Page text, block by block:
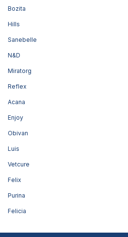
Bozita
Hills
Sanebelle
N&D
Miratorg
Reflex
Acana
Enjoy
Obivan
Luis
Vetcure
Felix
Purina
Felicia